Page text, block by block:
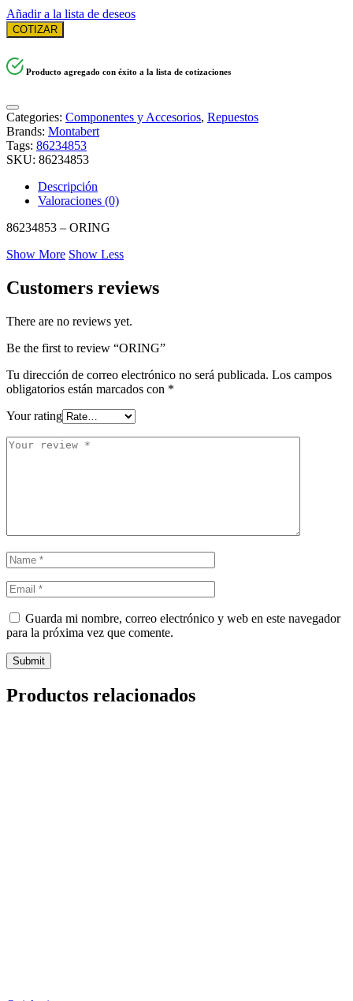
Añadir a la lista de deseos
COTIZAR
Producto agregado con éxito a la lista de cotizaciones
Categories: Componentes y Accesorios, Repuestos
Brands: Montabert
Tags: 86234853
SKU: 86234853
Descripción
Valoraciones (0)
86234853 – ORING
Show More Show Less
Customers reviews
There are no reviews yet.
Be the first to review “ORING”
Tu dirección de correo electrónico no será publicada. Los campos
obligatorios están marcados con *
Your rating
Guarda mi nombre, correo electrónico y web en este navegador
para la próxima vez que comente.
Productos relacionados